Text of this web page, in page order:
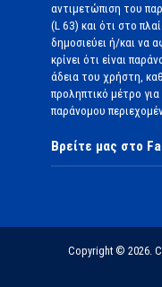
αντιμετώπιση του
(L 63) και ότι στο
δημοσιεύει ή/και να
κρίνει ότι είναι
άδεια του χρήστη,
προληπτικό μέτρο
παράνομου
Βρείτε μας στο
Copyright © 2026.